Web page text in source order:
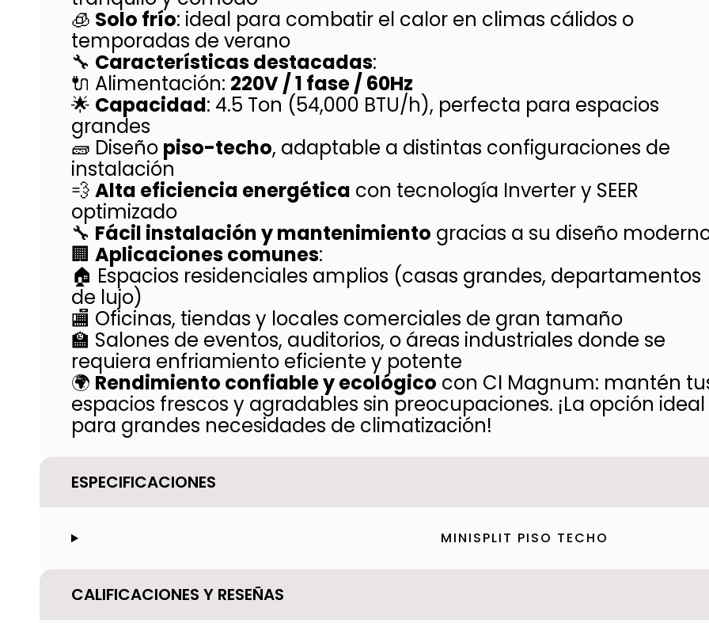
🧊 Solo frío: ideal para combatir el calor en climas cálidos o
temporadas de verano
🔧 Características destacadas:
🔌 Alimentación: 220V / 1 fase / 60Hz
🌟 Capacidad: 4.5 Ton (54,000 BTU/h), perfecta para espacios
grandes
🧱 Diseño piso-techo, adaptable a distintas configuraciones de
instalación
💨 Alta eficiencia energética con tecnología Inverter y SEER
optimizado
🔧 Fácil instalación y mantenimiento gracias a su diseño
🏢 Aplicaciones comunes:
🏠 Espacios residenciales amplios (casas grandes, departamentos
de lujo)
🏬 Oficinas, tiendas y locales comerciales de gran tamaño
🏫 Salones de eventos, auditorios, o áreas industriales donde se
requiera enfriamiento eficiente y potente
🌍 Rendimiento confiable y ecológico con CI Magnum: mantén
espacios frescos y agradables sin preocupaciones. ¡La opción ideal
para grandes necesidades de climatización!
ESPECIFICACIONES
MINISPLIT PISO TECHO
CALIFICACIONES Y RESEÑAS